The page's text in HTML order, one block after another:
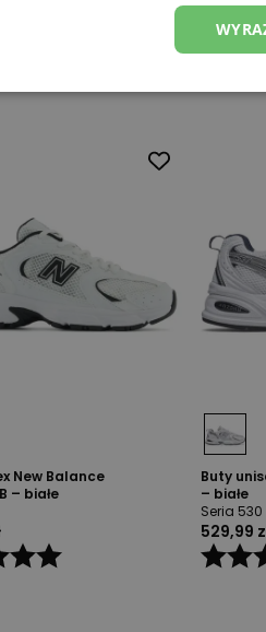
Seria 530
569,99
New Balance
– białe
Buty
– białe
Seria 530
529,99